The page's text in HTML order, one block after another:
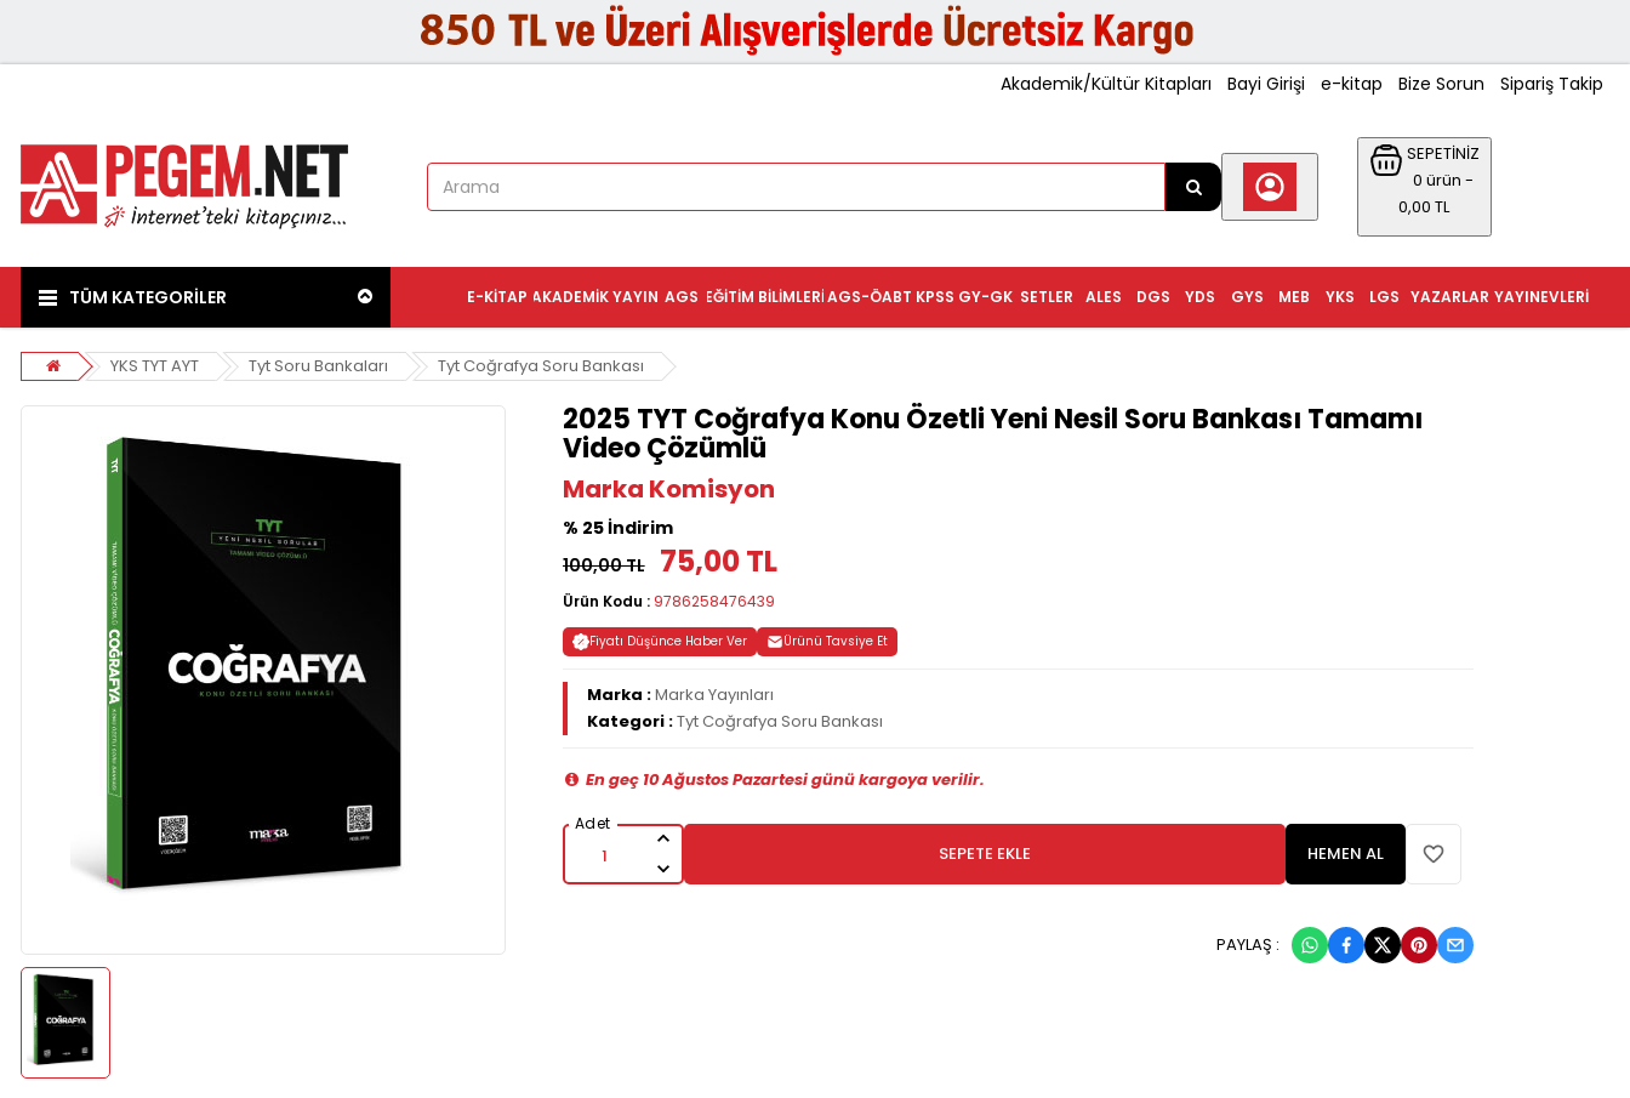
Akademik/Kültür Kitapları Bayi Girişi e-kitap Bize Sorun Sipariş Takip
SEPETİNİZ
0 ürün -
0,00 TL
TÜM KATEGORİLER YAYINEVLERI
YAZARLAR
LGS
YKS
MEB
GYS
YDS
DGS
ALES
SETLER
KPSS GY-GK
AGS-ÖABT
EĞITIM BILIMLERI
AGS
AKADEMIK YAYIN
E-KITAP
YKS TYT AYT Tyt Soru Bankaları Tyt Coğrafya Soru Bankası
2025 TYT Coğrafya Konu Özetli Yeni Nesil Soru Bankası Tamamı
Video Çözümlü
Marka Komisyon
% 25 İndirim
100,00 TL
75,00 TL
Ürün Kodu : 9786258476439
Fiyatı Düşünce Haber Ver Ürünü Tavsiye Et
Marka :Marka Yayınları
Kategori :Tyt Coğrafya Soru Bankası
En geç 10 Ağustos Pazartesi günü kargoya verilir.
SEPETE EKLE HEMEN AL
PAYLAŞ :